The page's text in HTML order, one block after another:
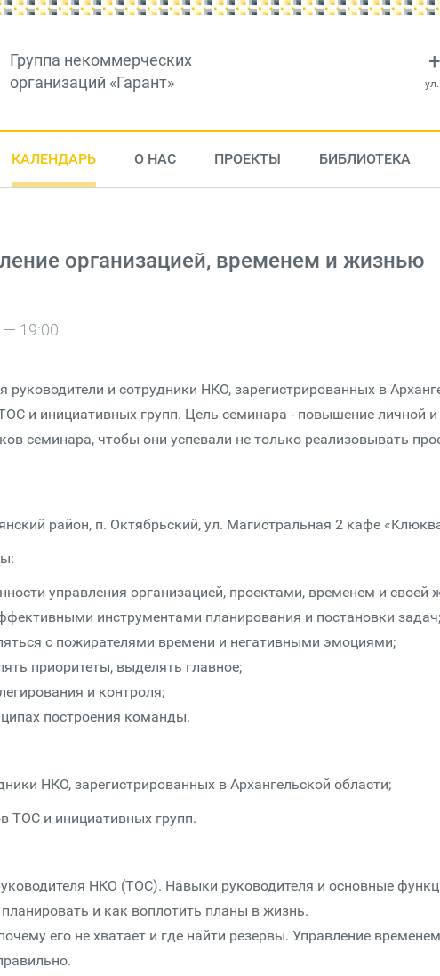
Группа некоммерческих
организаций «Гарант»
КАЛЕНДАРЬ О НАС ПРОЕКТЫ БИБЛИОТЕКА
организацией, временем и жизнью
— 19:00
и сотрудники НКО, зарегистрированных в
и инициативных групп. Цель семинара - повышение личной
семинара, чтобы они успевали не только реализовывать
район, п. Октябрьский, ул. Магистральная 2 кафе
управления организацией, проектами, временем и своей
инструментами планирования и постановки задач;
с пожирателями времени и негативными эмоциями;
приоритеты, выделять главное;
и контроля;
построения команды.
НКО, зарегистрированных в Архангельской области;
ТОС и инициативных групп.
НКО (ТОС). Навыки руководителя и основные
и как воплотить планы в жизнь.
его не хватает и где найти резервы. Управление